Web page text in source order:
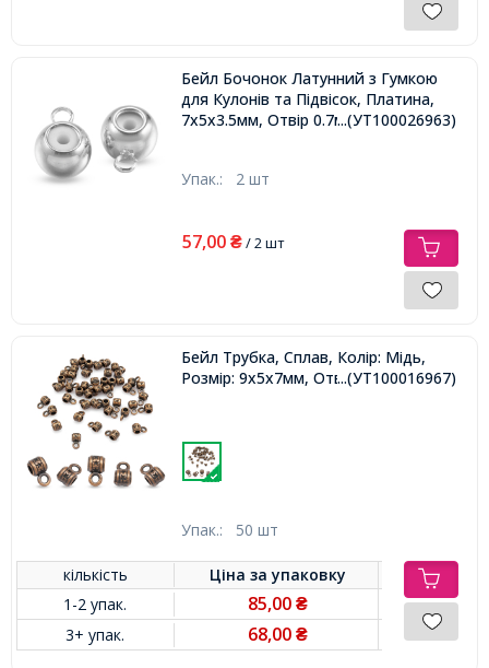
Бейл Бочонок Латунний з Гумкою
для Кулонів та Підвісок, Платина,
7х5х3.5мм, Отвір 0.7мм,...(УТ100026963)
Упак.: 2 шт
57,00 ₴/ 2 шт
Бейл Трубка, Сплав, Колір: Мідь,
Розмір: 9х5х7мм, Отвір 1.5мм,
...(УТ100016967)
Упак.: 50 шт
кількість Ціна заупаковку
1-2 упак.
85,00₴
3+ упак. 68,00₴